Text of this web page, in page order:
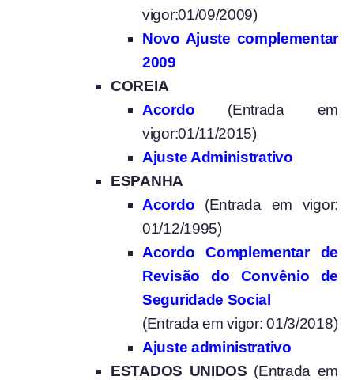
vigor:01/09/2009)
Novo Ajuste complementar
2009
COREIA
Acordo
(Entrada em
vigor:01/11/2015)
Ajuste Administrativo
ESPANHA
Acordo (Entrada em vigor:
01/12/1995)
Acordo Complementar de
Revisão do Convênio de
Seguridade Social
(Entrada em vigor: 01/3/2018)
Ajuste administrativo
ESTADOS UNIDOS (Entrada em